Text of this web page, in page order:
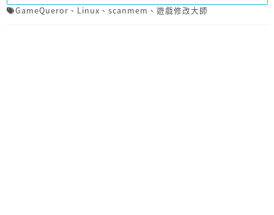
GameQueror 、 Linux 、 scanmem 、 遊戲修改大師